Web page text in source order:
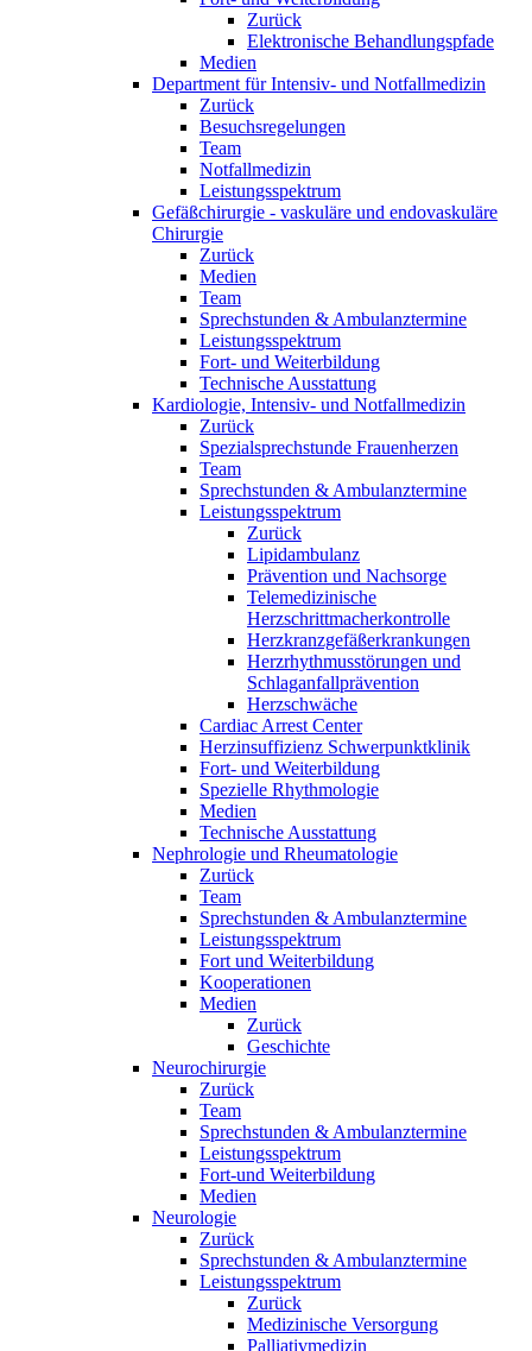
Zurück
Elektronische Behandlungspfade
Medien
Department für Intensiv- und Notfallmedizin
Zurück
Besuchsregelungen
Team
Notfallmedizin
Leistungsspektrum
Gefäßchirurgie - vaskuläre und endovaskuläre
Chirurgie
Zurück
Medien
Team
Sprechstunden & Ambulanztermine
Leistungsspektrum
Fort- und Weiterbildung
Technische Ausstattung
Kardiologie, Intensiv- und Notfallmedizin
Zurück
Spezialsprechstunde Frauenherzen
Team
Sprechstunden & Ambulanztermine
Leistungsspektrum
Zurück
Lipidambulanz
Prävention und Nachsorge
Telemedizinische
Herzschrittmacherkontrolle
Herzkranzgefäßerkrankungen
Herzrhythmusstörungen und
Schlaganfallprävention
Herzschwäche
Cardiac Arrest Center
Herzinsuffizienz Schwerpunktklinik
Fort- und Weiterbildung
Spezielle Rhythmologie
Medien
Technische Ausstattung
Nephrologie und Rheumatologie
Zurück
Team
Sprechstunden & Ambulanztermine
Leistungsspektrum
Fort und Weiterbildung
Kooperationen
Medien
Zurück
Geschichte
Neurochirurgie
Zurück
Team
Sprechstunden & Ambulanztermine
Leistungsspektrum
Fort-und Weiterbildung
Medien
Neurologie
Zurück
Sprechstunden & Ambulanztermine
Leistungsspektrum
Zurück
Medizinische Versorgung
Palliativmedizin